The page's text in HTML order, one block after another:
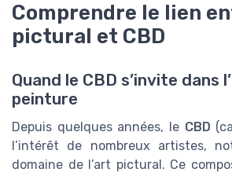
Comprendre le lien
pictural et CBD
Quand le CBD s’invite dans
peinture
Depuis quelques années, le CBD
l’intérêt de nombreux artistes,
domaine de l’art pictural. Ce